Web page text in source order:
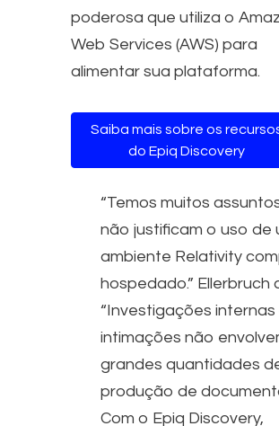
poderosa que utiliza o
Web Services (AWS) para
alimentar sua plataforma.
Saiba mais sobre os
do Epiq Discovery
“Temos muitos
não justificam o uso de
ambiente Relativity
hospedado.” Ellerbruch
“Investigações internas
intimações não
grandes quantidades
produção de
Com o Epiq Discovery,